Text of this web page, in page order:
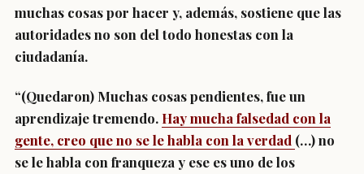
muchas cosas por hacer y, además, sostiene que las
autoridades no son del todo honestas con la
ciudadanía.
“(Quedaron) Muchas cosas pendientes, fue un
aprendizaje tremendo. Hay mucha falsedad con la
gente, creo que no se le habla con la verdad (…) no
se le habla con franqueza y ese es uno de los